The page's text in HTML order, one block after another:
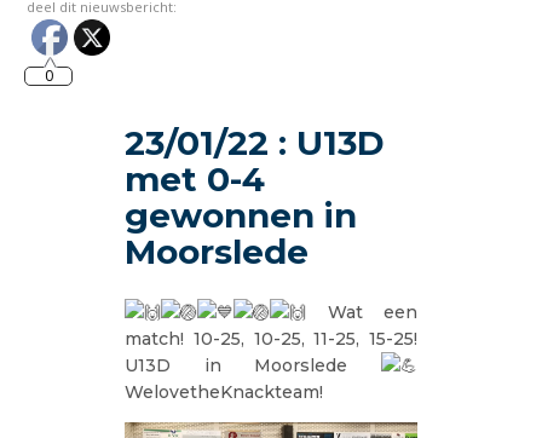
deel dit nieuwsbericht:
0
23/01/22 : U13D
met 0-4
gewonnen in
Moorslede
Wat een
match! 10-25, 10-25, 11-25, 15-25!
U13D in Moorslede
WelovetheKnackteam!